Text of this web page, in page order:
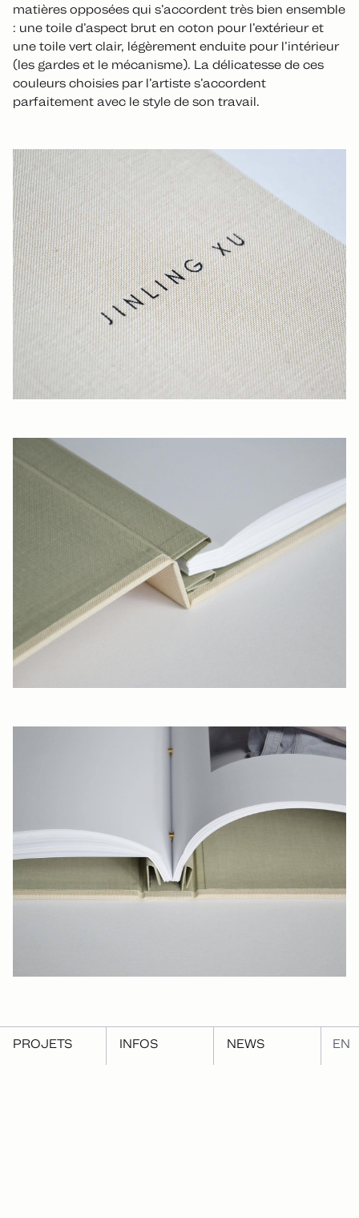
PROJETS INFOS NEWS EN
matières opposées qui s’accordent très bien ensemble
: une toile d’aspect brut en coton pour l’extérieur et
une toile vert clair, légèrement enduite pour l’intérieur
(les gardes et le mécanisme). La délicatesse de ces
couleurs choisies par l’artiste s’accordent
parfaitement avec le style de son travail.